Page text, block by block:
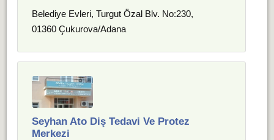
Belediye Evleri, Turgut Özal Blv. No:230,
01360 Çukurova/Adana
Seyhan Ato Diş Tedavi Ve Protez
Merkezi